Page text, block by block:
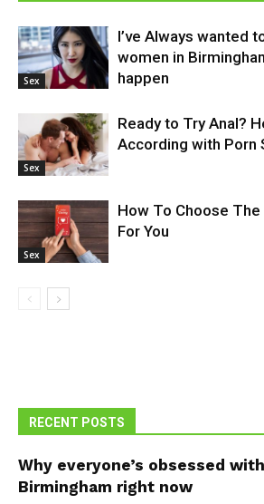
Sex
I’ve Always wanted
women in
happen
Sex
Ready to Try Anal?
According with Porn
Sex
How To Choose
For You
RECENT POSTS
Why everyone’s obsessed
Birmingham right now